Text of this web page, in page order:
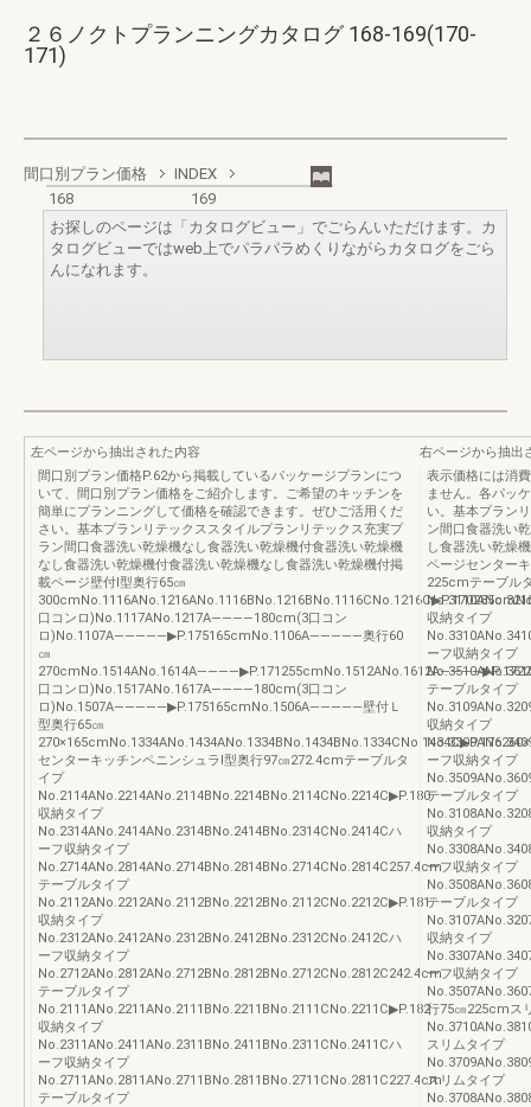
２６ノクトプランニングカタログ 168-169(170-
171)
間口別プラン価格
INDEX
168
169
お探しのページは「カタログビュー」でごらんいただけます。カ
タログビューではweb上でパラパラめくりながらカタログをごら
んになれます。
左ページから抽出された内容
間口別プラン価格P.62から掲載しているパッケージプランにつ
いて、間口別プラン価格をご紹介します。ご希望のキッチンを
簡単にプランニングして価格を確認できます。ぜひご活用くだ
さい。基本プランリテックススタイルプランリテックス充実プ
ラン間口食器洗い乾燥機なし食器洗い乾燥機付食器洗い乾燥機
なし食器洗い乾燥機付食器洗い乾燥機なし食器洗い乾燥機付掲
載ページ壁付Ⅰ型奥行65㎝
口コンロ)No.1117ANo.1217A――――180cm(3口コン
ロ)No.1107A―――――▶P.175165cmNo.1106A―――――奥行60
㎝
口コンロ)No.1517ANo.1617A――――180cm(3口コン
ロ)No.1507A―――――▶P.175165cmNo.1506A―――――壁付Ｌ
型奥行65㎝
センターキッチンペニンシュラⅠ型奥行97㎝272.4cmテーブルタ
イプ
No.2114ANo.2214ANo.2114BNo.2214BNo.2114CNo.2214C▶P.180
収納タイプ
No.2314ANo.2414ANo.2314BNo.2414BNo.2314CNo.2414Cハ
ーフ収納タイプ
No.2714ANo.2814ANo.2714BNo.2814BNo.2714CNo.2814C257.4cm
テーブルタイプ
No.2112ANo.2212ANo.2112BNo.2212BNo.2112CNo.2212C▶P.181
収納タイプ
No.2312ANo.2412ANo.2312BNo.2412BNo.2312CNo.2412Cハ
ーフ収納タイプ
No.2712ANo.2812ANo.2712BNo.2812BNo.2712CNo.2812C242.4cm
テーブルタイプ
No.2111ANo.2211ANo.2111BNo.2211BNo.2111CNo.2211C▶P.182
収納タイプ
No.2311ANo.2411ANo.2311BNo.2411BNo.2311CNo.2411Cハ
ーフ収納タイプ
No.2711ANo.2811ANo.2711BNo.2811BNo.2711CNo.2811C227.4cm
テーブルタイプ
右ページから抽出
表示価格には消
ません。各パッ
い。基本プラン
ン間口食器洗い
し食器洗い乾燥
ページセンター
225cmテーブル
収納タイプ
ーフ収納タイプ
テーブルタイプ
収納タイプ
ーフ収納タイプ
テーブルタイプ
収納タイプ
ーフ収納タイプ
テーブルタイプ
収納タイプ
ーフ収納タイプ
行75㎝225cmス
スリムタイプ
スリムタイプ